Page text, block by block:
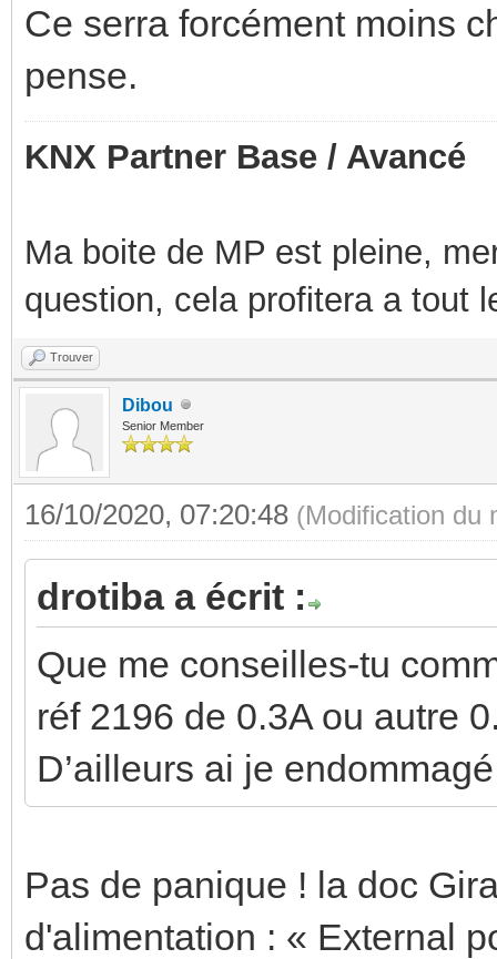
Ce serra forcément moins
pense.
KNX Partner Base / Avancé
Ma boite de MP est pleine,
question, cela profitera a tout
Trouver
Dibou
Senior Member
16/10/2020, 07:20:48 (Modification du
drotiba a écrit :
Que me conseilles-tu
réf 2196 de 0.3A ou autre
D’ailleurs ai je
Pas de panique ! la doc
d'alimentation : « External